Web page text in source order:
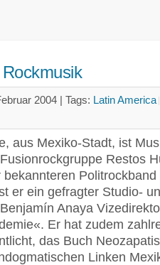
2004 | Tags: Latin America
aus Mexiko-Stadt, ist
Restos
Politrockband
er ein gefragter Studio-
Anaya
Er hat zudem
das Buch
Linken